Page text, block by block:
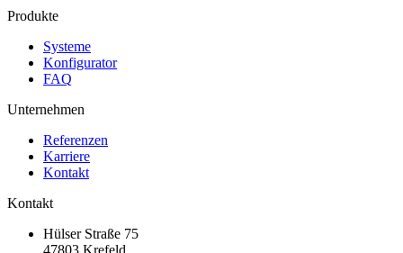
Produkte
Systeme
Konfigurator
FAQ
Unternehmen
Referenzen
Karriere
Kontakt
Kontakt
Hülser Straße 75
47803 Krefeld